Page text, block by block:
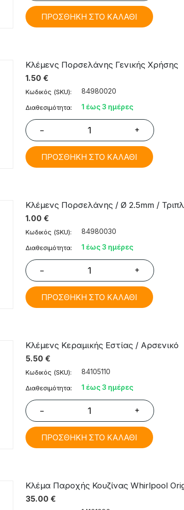
ΠΡΟΣΘΗΚΗ ΣΤΟ ΚΑΛΑΘΙ
Κλέμενς Πορσελάνης Γενικής Χρήσης
1.50 €
Κωδικός (SKU): 84980020
Διαθεσιμότητα: 1 έως 3 ημέρες
− +
ΠΡΟΣΘΗΚΗ ΣΤΟ ΚΑΛΑΘΙ
Κλέμενς Πορσελάνης / Ø 2.5mm /
1.00 €
Κωδικός (SKU): 84980030
Διαθεσιμότητα: 1 έως 3 ημέρες
− +
ΠΡΟΣΘΗΚΗ ΣΤΟ ΚΑΛΑΘΙ
Κλέμενς Κεραμικής Εστίας / Αρσενικό
5.50 €
Κωδικός (SKU): 84105110
Διαθεσιμότητα: 1 έως 3 ημέρες
− +
ΠΡΟΣΘΗΚΗ ΣΤΟ ΚΑΛΑΘΙ
Κλέμα Παροχής Κουζίνας Whirlpool
35.00 €